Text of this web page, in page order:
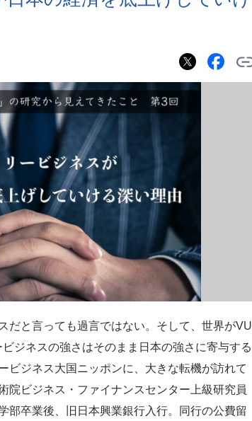
だと言っても過言ではない。そして、世界がVU
ジネスの強さはそのまま日本の強さに寄与する
ビジネス大国ニッポンに、大きな転機が訪れて
院ビジネス・ファイナンスセンター上級研究員
部卒業後、旧日本興業銀行入行。同行の公費留